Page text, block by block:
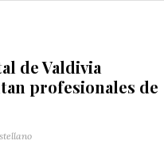
de Valdivia
profesionales de